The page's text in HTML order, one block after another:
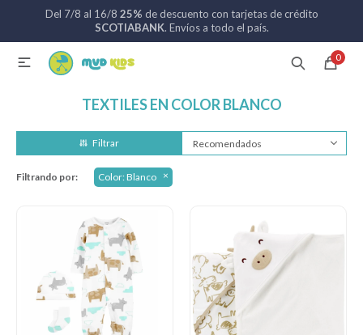
Del 7/8 al 16/8 25% de descuento con tarjetas de crédito
SCOTIABANK. Envíos a todo el país.
0

TEXTILES EN COLOR BLANCO
Recomendados
Filtrando por: Color:Blanco
MI CUENTA
Catálogo Nuevos ingresos
Coches de bebé
Sillas de auto
Lactancia
Baño